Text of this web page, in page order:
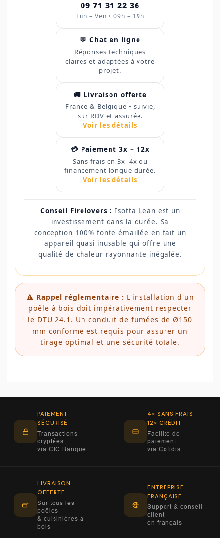
09 71 31 22 36
Lun – Ven • 09h – 19h
💬 Chat en ligne
Réponses techniques
claires et adaptées à votre
projet.
🚚 Livraison offerte
France & Belgique • suivie,
sur RDV et assurée.
Voir les détails
💳 Paiement 3x – 12x
Sans frais en 3x–4x ou
financement longue durée.
Voir les détails
Conseil Firelovers : Isotta Lean est un
investissement dans la durée. Sa
conception 100% fonte émaillée en fait un
appareil quasi inusable qui offre une
qualité de chaleur rayonnante inégalée.
⚠️ Rappel réglementaire : L'installation d'un
poêle à bois doit impérativement respecter
le DTU 24.1. Un conduit de fumées de Ø150
mm conforme est requis pour assurer un
tirage optimal et une sécurité totale.
PAIEMENT
SÉCURISÉ
Transactions
cryptées
via CIC Banque
4× SANS FRAIS ·
12× CRÉDIT
Facilité de
paiement
via Cofidis
LIVRAISON
OFFERTE
Sur tous les
poêles
& cuisinières à
bois
ENTREPRISE
FRANÇAISE
Support & conseil
client
en français